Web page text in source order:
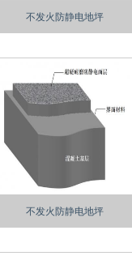
不发火防静电地坪
不发火防静电地坪